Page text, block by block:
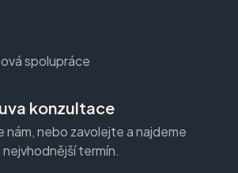
spolupráce
konzultace
nám, nebo zavolejte a najdeme
nejvhodnější termín.